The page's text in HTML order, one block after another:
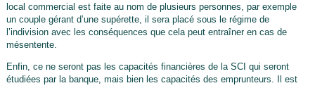
local commercial est faite au nom de plusieurs personnes, par exemple
un couple gérant d’une supérette, il sera placé sous le régime de
l’indivision avec les conséquences que cela peut entraîner en cas de
mésentente.
Enfin, ce ne seront pas les capacités financières de la SCI qui seront
étudiées par la banque, mais bien les capacités des emprunteurs. Il est